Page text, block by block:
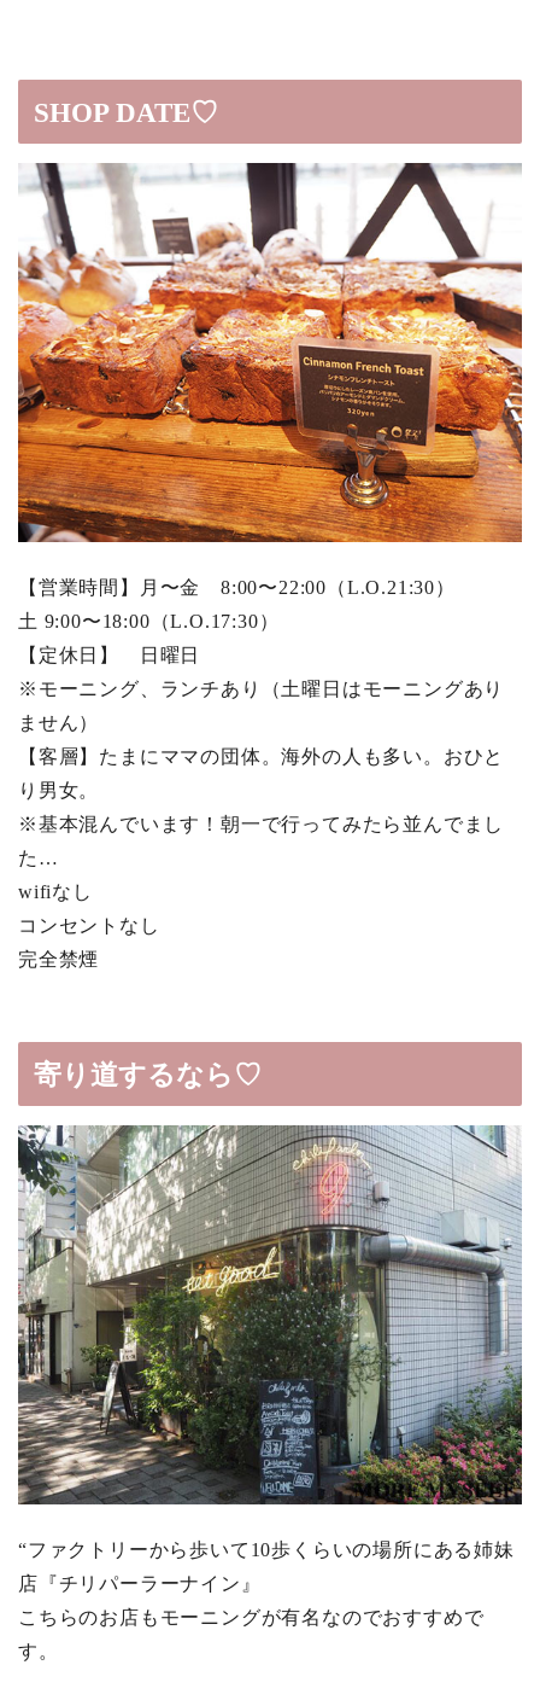
SHOP DATE♡
【営業時間】月〜金 8:00〜22:00（L.O.21:30）
土 9:00〜18:00（L.O.17:30）
【定休日】 日曜日
※モーニング、ランチあり（土曜日はモーニングあり
ません）
【客層】たまにママの団体。海外の人も多い。おひと
り男女。
※基本混んでいます！朝一で行ってみたら並んでまし
た…
wifiなし
コンセントなし
完全禁煙
寄り道するなら♡
“ファクトリーから歩いて10歩くらいの場所にある姉妹
店『チリパーラーナイン』
こちらのお店もモーニングが有名なのでおすすめで
す。